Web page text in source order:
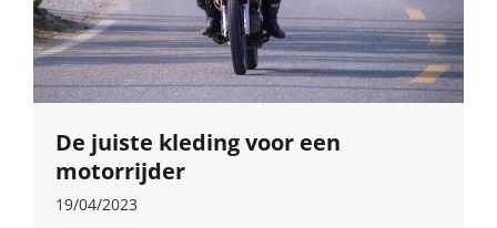
De juiste kleding voor een
motorrijder
19/04/2023